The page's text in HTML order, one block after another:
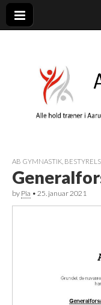
AB GYMNASTIK
by Pia • 25. januar 2021